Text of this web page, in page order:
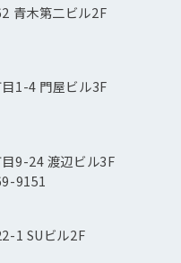
青木第二ビル2F
1-4 門屋ビル3F
9-24 渡辺ビル3F
9151
1 SUビル2F